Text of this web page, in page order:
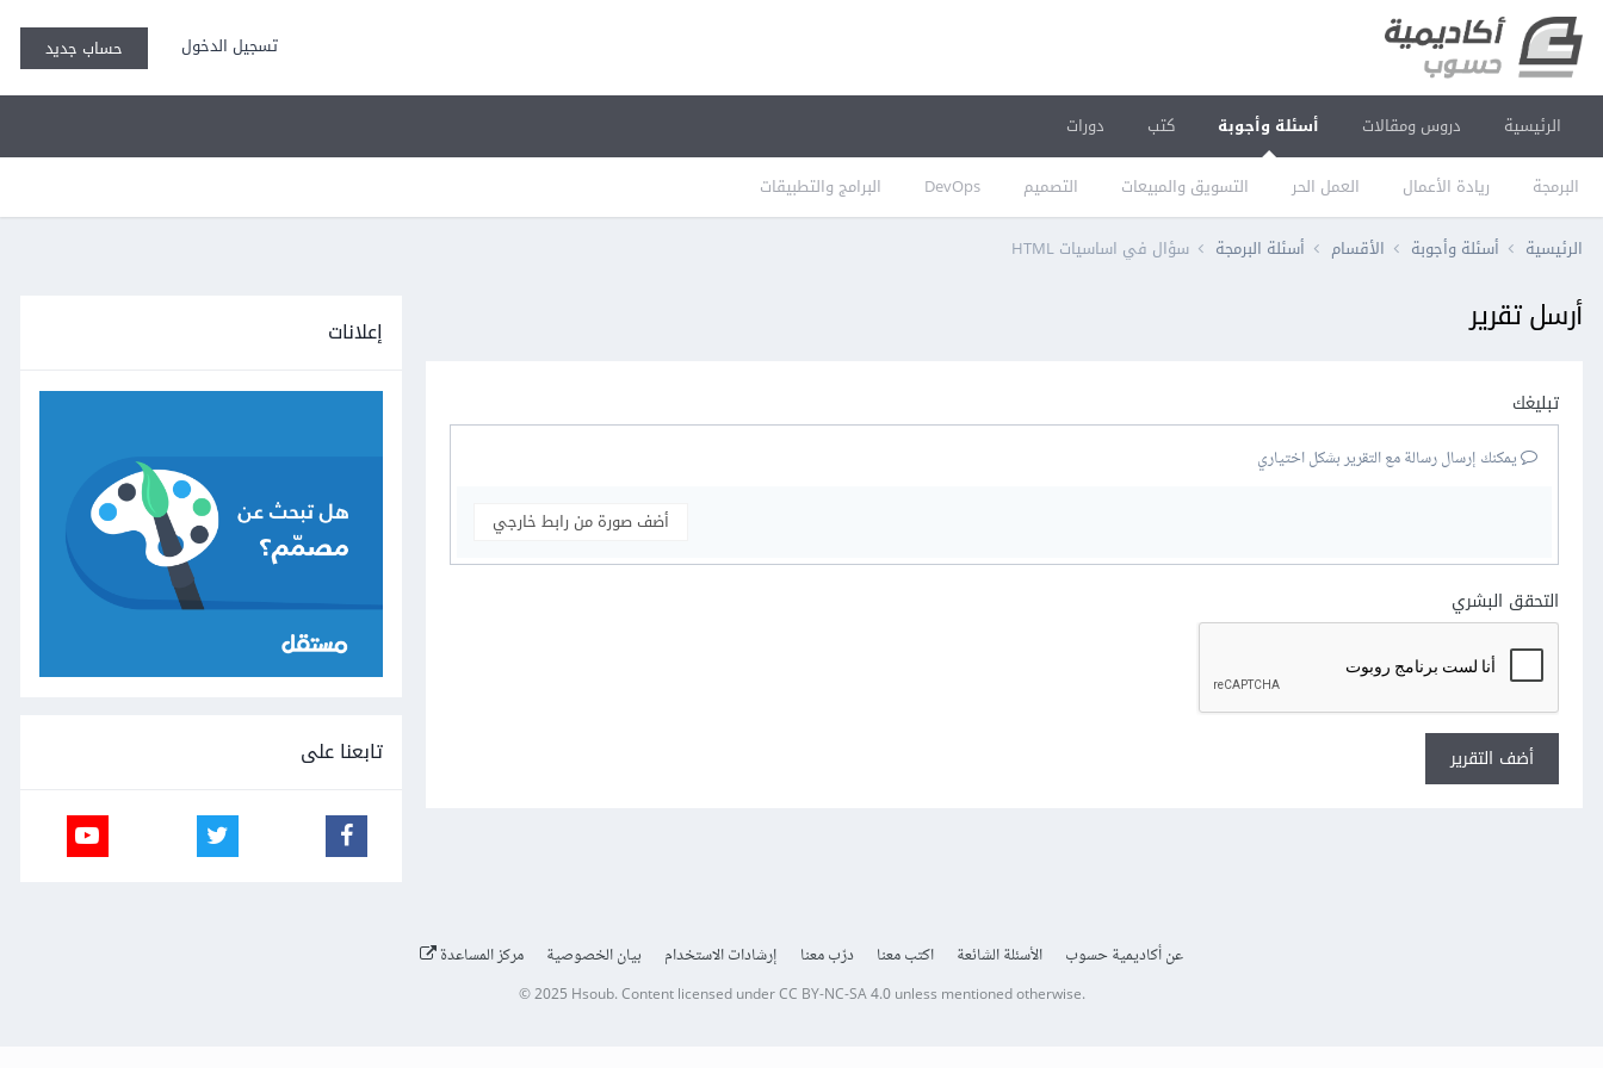
تسجيل الدخول حساب جديد
الرئيسية دروس ومقالات أسئلة وأجوبة
البرمجة ريادة الأعمال العمل الحر التسويق والمبيعات التصميم DevOps البرامج والتطبيقات
كتب دورات
الرئيسية أسئلة وأجوبة الأقسام أسئلة البرمجة سؤال في اساسيات HTML
أرسل تقرير
تبليغك
يمكنك إرسال رسالة مع التقرير بشكل اختياري
أضف صورة من رابط خارجي
التحقق البشري
أضف التقرير
إعلانات
تابعنا على
عن أكاديمية حسوب الأسئلة الشائعة اكتب معنا درّب معنا إرشادات الاستخدام بيان الخصوصية مركز المساعدة
© 2025 Hsoub.Content licensed underCC BY-NC-SA 4.0unless mentioned otherwise.